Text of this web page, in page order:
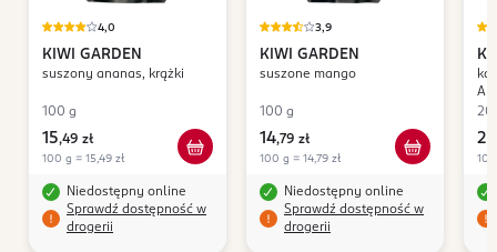
4,0
KIWI GARDEN
suszony ananas, krążki
100 g
15,49 zł
100 g = 15,49 zł
Niedostępny online
Sprawdź dostępność w
drogerii
3,9
KIWI GARDEN
suszone mango
100 g
14,79 zł
100 g = 14,79 zł
Niedostępny online
Sprawdź dostępność w
drogerii
29